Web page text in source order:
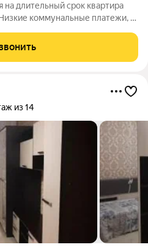
на длительный срок квартира
коммунальные платежи, (
машина, микроволновка,
из 14